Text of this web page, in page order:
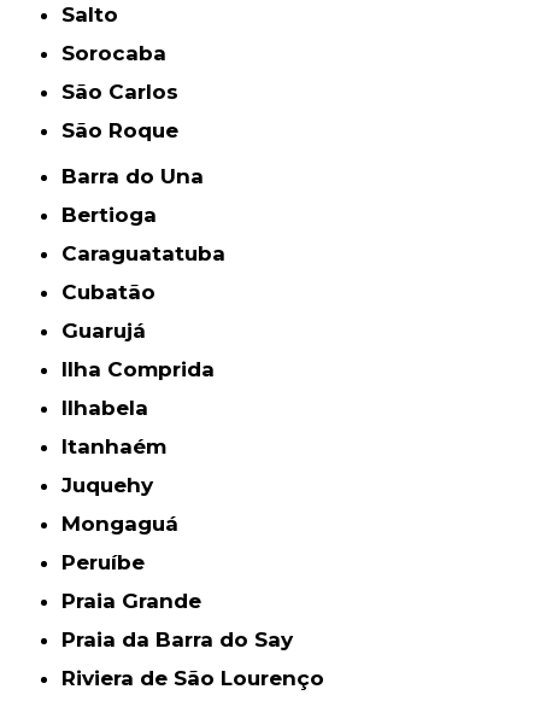
Salto
Sorocaba
São Carlos
São Roque
Barra do Una
Bertioga
Caraguatatuba
Cubatão
Guarujá
Ilha Comprida
Ilhabela
Itanhaém
Juquehy
Mongaguá
Peruíbe
Praia Grande
Praia da Barra do Say
Riviera de São Lourenço